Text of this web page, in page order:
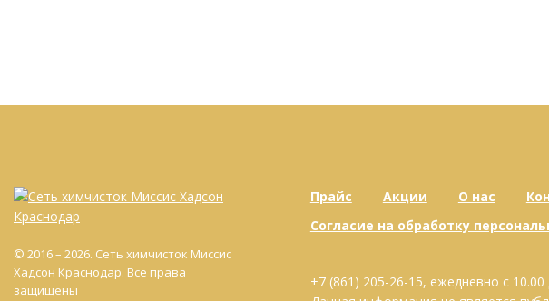
© 2016 – 2026. Сеть химчисток Миссис
Хадсон Краснодар. Все права
защищены
Прайс Акции О нас
Согласие на обработку
+7 (861) 205-26-15, ежедневно с 10.00